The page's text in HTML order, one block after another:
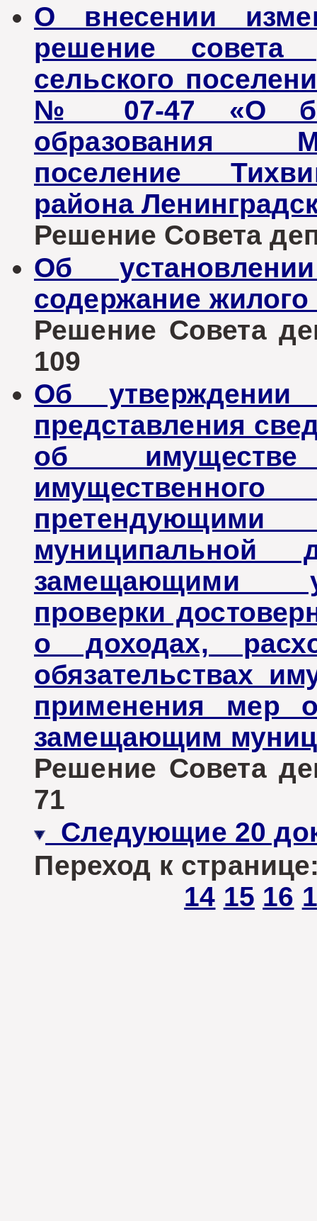
О внесении
решение совета
сельского
№ 07-47 «О
образования
поселение
района
Решение Совета
Об
содержание
Решение Совета
109
Об
представления
об
имущественного
муниципальной
замещающими
проверки
о доходах,
обязательствах
применения мер
замещающим
Решение Совета
71
Следующие 20
Переход к
14 15 16